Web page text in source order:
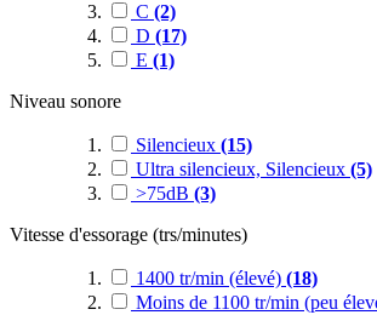
C (2)
D (17)
E (1)
Niveau sonore
Silencieux (15)
Ultra silencieux, Silencieux (5)
>75dB (3)
Vitesse d'essorage (trs/minutes)
1400 tr/min (élevé) (18)
Moins de 1100 tr/min (peu